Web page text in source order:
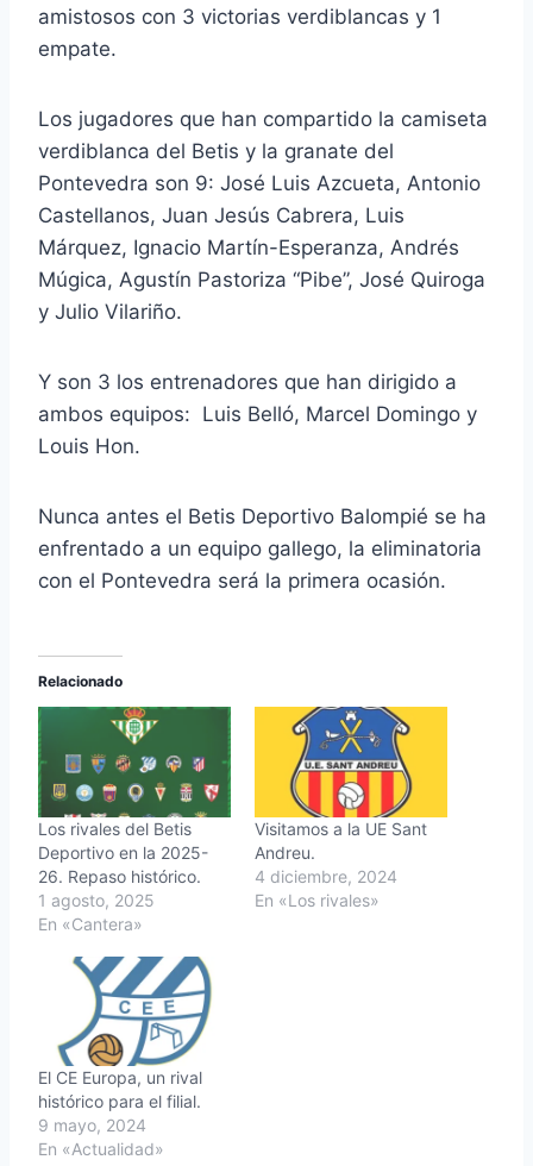
amistosos con 3 victorias verdiblancas y 1
empate.
Los jugadores que han compartido la camiseta
verdiblanca del Betis y la granate del
Pontevedra son 9: José Luis Azcueta, Antonio
Castellanos, Juan Jesús Cabrera, Luis
Márquez, Ignacio Martín-Esperanza, Andrés
Múgica, Agustín Pastoriza “Pibe”, José Quiroga
y Julio Vilariño.
Y son 3 los entrenadores que han dirigido a
ambos equipos: Luis Belló, Marcel Domingo y
Louis Hon.
Nunca antes el Betis Deportivo Balompié se ha
enfrentado a un equipo gallego, la eliminatoria
con el Pontevedra será la primera ocasión.
Relacionado
Los rivales del Betis
Deportivo en la 2025-
26. Repaso histórico.
1 agosto, 2025
En «Cantera»
Visitamos a la UE Sant
Andreu.
4 diciembre, 2024
En «Los rivales»
El CE Europa, un rival
histórico para el filial.
9 mayo, 2024
En «Actualidad»